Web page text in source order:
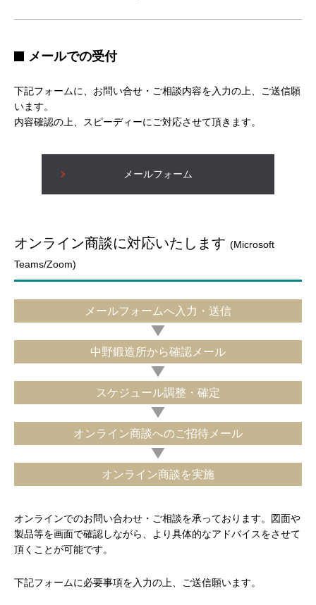
メールでの受付
下記フォームに、お問い合せ・ご相談内容を入力の上、ご送信願
います。
内容確認の上、スピーディーにご対応させて頂きます。
メールフォーム
オンライン商談に対応いたします (Microsoft
Teams/Zoom)
メールフォームへ入力・送信
中野鍛造所から確認メール
スケジュール調整・確定
オンライン商談へのご招待メール
オンライン商談を実施
オンラインでのお問い合わせ・ご相談を承っております。図面や
製品等を画面で確認しながら、より具体的なアドバイスをさせて
頂くことが可能です。
下記フォームに必要事項を入力の上、ご送信願います。